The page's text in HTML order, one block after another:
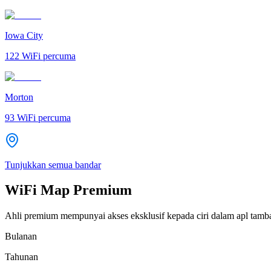
Iowa City
122 WiFi percuma
Morton
93 WiFi percuma
Tunjukkan semua bandar
WiFi Map Premium
Ahli premium mempunyai akses eksklusif kepada ciri dalam apl
Bulanan
Tahunan